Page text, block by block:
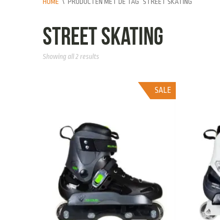
HOME \ PRODUCTEN MET DE TAG “STREET SKATING”
street skating
Showing all 2 results
SALE